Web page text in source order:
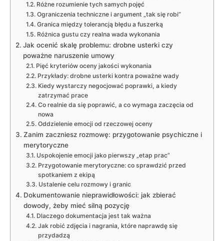
Różne rozumienie tych samych pojęć
Ograniczenia techniczne i argument „tak się robi”
Granica między tolerancją błędu a fuszerką
Różnica gustu czy realna wada wykonania
Jak ocenić skalę problemu: drobne usterki czy
poważne naruszenie umowy
Pięć kryteriów oceny jakości wykonania
Przykłady: drobne usterki kontra poważne wady
Kiedy wystarczy negocjować poprawki, a kiedy
zatrzymać prace
Co realnie da się poprawić, a co wymaga zaczęcia od
nowa
Oddzielenie emocji od rzeczowej oceny
Zanim zaczniesz rozmowę: przygotowanie psychiczne i
merytoryczne
Uspokojenie emocji jako pierwszy „etap prac”
Przygotowanie merytoryczne: co sprawdzić przed
spotkaniem z ekipą
Ustalenie celu rozmowy i granic
Dokumentowanie nieprawidłowości: jak zbierać
dowody, żeby mieć silną pozycję
Dlaczego dokumentacja jest tak ważna
Jak robić zdjęcia i nagrania, które naprawdę się
przydadzą